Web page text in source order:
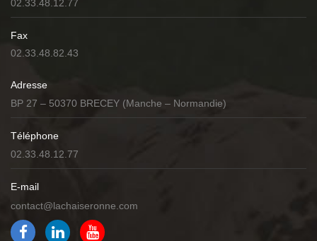
02.33.48.12.77
Fax
02.33.48.82.43
Adresse
BP 27 – 50370 BRECEY (Manche – Normandie)
Téléphone
02.33.48.12.77
E-mail
contact@lachaiseronne.com